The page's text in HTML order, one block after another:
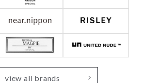
view all brands